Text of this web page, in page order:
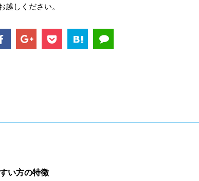
しください。
い方の特徴